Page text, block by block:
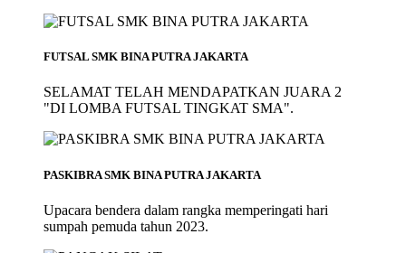
FUTSAL SMK BINA PUTRA JAKARTA
SELAMAT TELAH MENDAPATKAN JUARA 2
"DI LOMBA FUTSAL TINGKAT SMA".
PASKIBRA SMK BINA PUTRA JAKARTA
Upacara bendera dalam rangka memperingati hari
sumpah pemuda tahun 2023.